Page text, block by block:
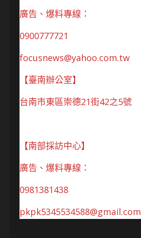
廣告、爆料專線：
0900777721
focusnews@yahoo.com.tw
【臺南辦公室】
台南市東區崇德21街42之5號
【南部採訪中心】
廣告、爆料專線：
0981381438
pkpk5345534588@gmail.com